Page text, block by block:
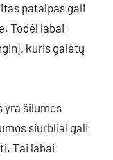
patalpas gali
Todėl labai
kuris galėtų
yra šilumos
siurbliai gali
Tai labai